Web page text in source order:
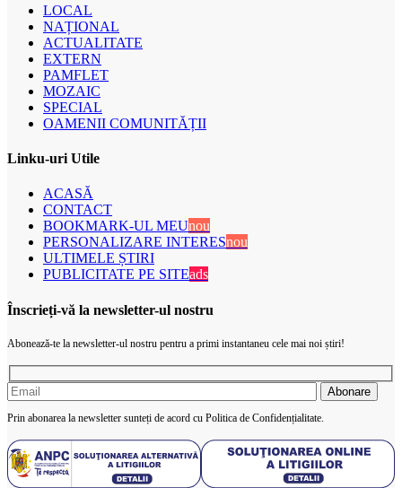
LOCAL
NAȚIONAL
ACTUALITATE
EXTERN
PAMFLET
MOZAIC
SPECIAL
OAMENII COMUNITĂȚII
Linku-uri Utile
ACASĂ
CONTACT
BOOKMARK-UL MEUnou
PERSONALIZARE INTERESnou
ULTIMELE ȘTIRI
PUBLICITATE PE SITEads
Înscrieți-vă la newsletter-ul nostru
Abonează-te la newsletter-ul nostru pentru a primi instantaneu cele mai noi știri!
Prin abonarea la newsletter sunteți de acord cu Politica de Confidențialitate.